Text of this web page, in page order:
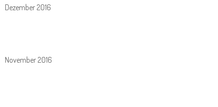
Dezember 2016
November 2016